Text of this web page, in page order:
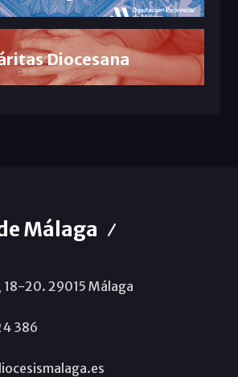
Diocesana
Málaga
18-20. 29015 Málaga
386